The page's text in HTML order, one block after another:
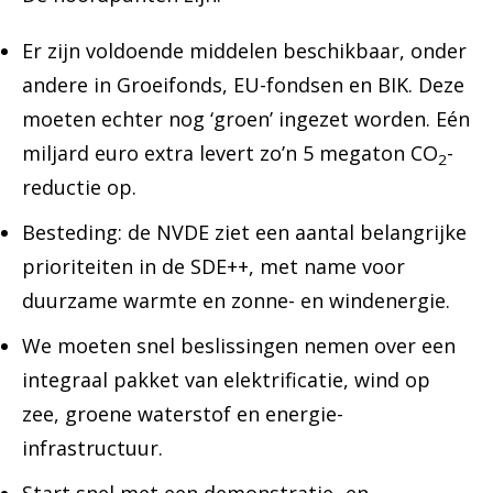
Er zijn voldoende middelen beschikbaar, onder
andere in Groeifonds, EU-fondsen en BIK. Deze
moeten echter nog ‘groen’ ingezet worden. Eén
miljard euro extra levert zo’n 5 megaton CO2-
reductie op.
Besteding: de NVDE ziet een aantal belangrijke
prioriteiten in de SDE++, met name voor
duurzame warmte en zonne- en windenergie.
We moeten snel beslissingen nemen over een
integraal pakket van elektrificatie, wind op
zee, groene waterstof en energie-
infrastructuur.